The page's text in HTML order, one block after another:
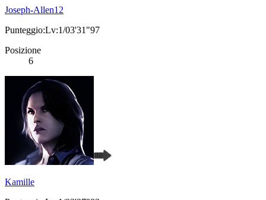
Joseph-Allen12
Punteggio:Lv:1/03'31"97
Posizione
6
Kamille